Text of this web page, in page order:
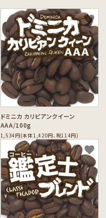
ドミニカ カリビアンクイーン
AAA/100g
1,534円(本体1,420円、税114円)
favorite
favorite